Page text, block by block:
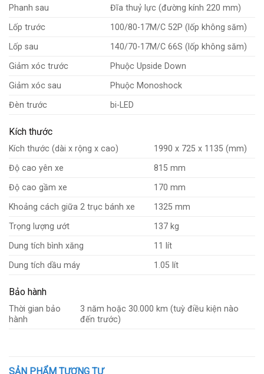
Phanh sau Đĩa thuỷ lực (đường kính 220 mm)
Lốp trước 100/80-17M/C 52P (lốp không săm)
Lốp sau 140/70-17M/C 66S (lốp không săm)
Giảm xóc trước Phuộc Upside Down
Giảm xóc sau Phuộc Monoshock
Đèn trước bi-LED
Kích thước
Kích thước (dài x rộng x cao) 1990 x 725 x 1135 (mm)
Độ cao yên xe 815 mm
Độ cao gầm xe 170 mm
Khoảng cách giữa 2 trục bánh xe 1325 mm
Trọng lượng ướt 137 kg
Dung tích bình xăng 11 lít
Dung tích dầu máy 1.05 lít
Bảo hành
Thời gian bảo
hành
3 năm hoặc 30.000 km (tuỳ điều kiện nào
đến trước)
SẢN PHẨM TƯƠNG TỰ